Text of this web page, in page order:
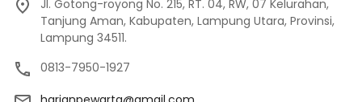
Jl. Gotong-royong No. 215, RT. 04, RW, 07 Kelurahan,
Tanjung Aman, Kabupaten, Lampung Utara, Provinsi,
Lampung 34511.
0813-7950-1927